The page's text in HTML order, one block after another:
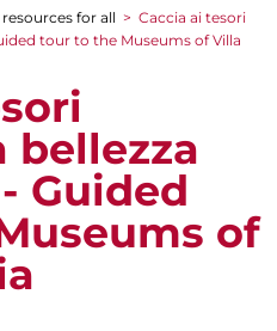
for all > Caccia ai tesori
tour to the Museums of Villa
bellezza
Guided
of